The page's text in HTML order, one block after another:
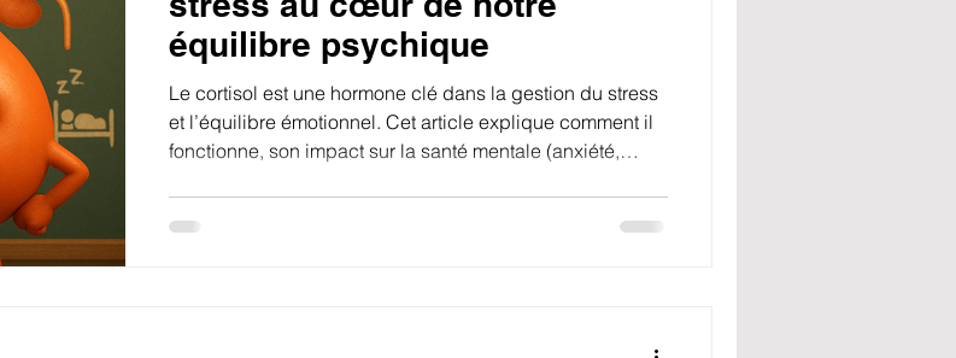
équilibre psychique
Le cortisol est une hormone clé dans la gestion du stress
et l’équilibre émotionnel. Cet article explique comment il
fonctionne, son impact sur la santé mentale (anxiété,
mieux comprendre le lien entre corps, stress et